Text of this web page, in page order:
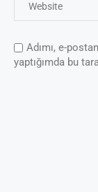
Adımı, e-
yaptığımda bu